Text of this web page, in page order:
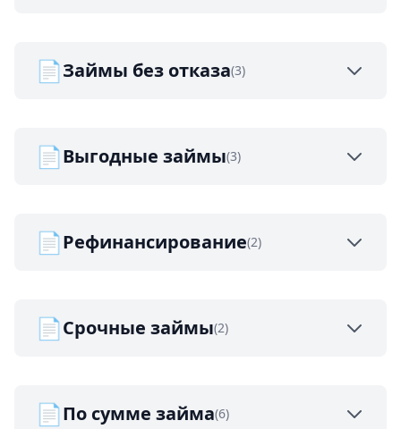
📄Займы без отказа(3)
📄Выгодные займы(3)
📄Рефинансирование(2)
📄Срочные займы(2)
📄По сумме займа(6)